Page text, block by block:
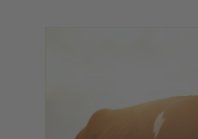
chargés
courant
corporels.
nerveuses, le
outre, il est